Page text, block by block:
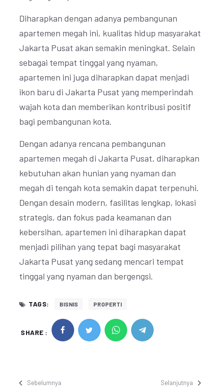
Diharapkan dengan adanya pembangunan
apartemen megah ini, kualitas hidup masyarakat
Jakarta Pusat akan semakin meningkat. Selain
sebagai tempat tinggal yang nyaman,
apartemen ini juga diharapkan dapat menjadi
ikon baru di Jakarta Pusat yang memperindah
wajah kota dan memberikan kontribusi positif
bagi pembangunan kota.
Dengan adanya rencana pembangunan
apartemen megah di Jakarta Pusat, diharapkan
kebutuhan akan hunian yang nyaman dan
megah di tengah kota semakin dapat terpenuhi.
Dengan desain modern, fasilitas lengkap, lokasi
strategis, dan fokus pada keamanan dan
kebersihan, apartemen ini diharapkan dapat
menjadi pilihan yang tepat bagi masyarakat
Jakarta Pusat yang sedang mencari tempat
tinggal yang nyaman dan bergengsi.
TAGS: BISNIS PROPERTI
SHARE :
Sebelumnya Selanjutnya